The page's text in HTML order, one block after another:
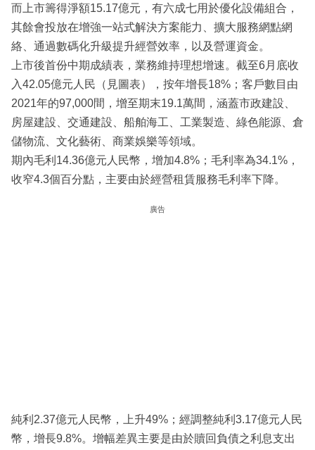
而上市籌得淨額15.17億元，有六成七用於優化設備組合，
其餘會投放在增強一站式解決方案能力、擴大服務網點網
絡、通過數碼化升級提升經營效率，以及營運資金。
上市後首份中期成績表，業務維持理想增速。截至6月底收
入42.05億元人民（見圖表），按年增長18%；客戶數目由
2021年的97,000間，增至期末19.1萬間，涵蓋市政建設、
房屋建設、交通建設、船舶海工、工業製造、綠色能源、倉
儲物流、文化藝術、商業娛樂等領域。
期內毛利14.36億元人民幣，增加4.8%；毛利率為34.1%，
收窄4.3個百分點，主要由於經營租賃服務毛利率下降。
廣告
純利2.37億元人民幣，上升49%；經調整純利3.17億元人民
幣，增長9.8%。增幅差異主要是由於贖回負債之利息支出